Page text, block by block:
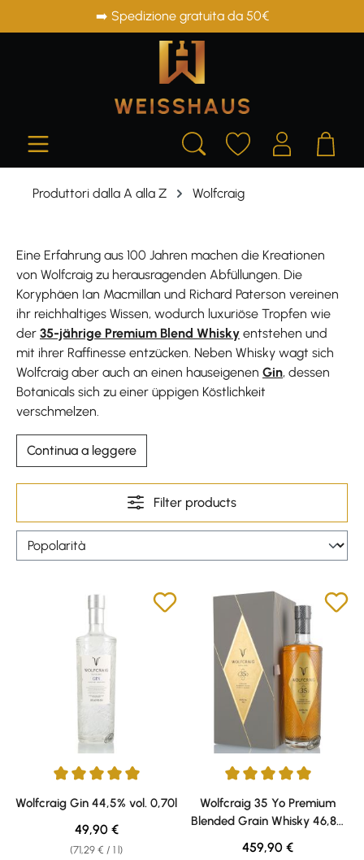
➡️ Spedizione gratuita da 50€
Produttori dalla A alla Z Wolfcraig
Eine Erfahrung aus 100 Jahren machen die Kreationen
von Wolfcraig zu herausragenden Abfüllungen. Die
Koryphäen Ian Macmillan und Richard Paterson vereinen
ihr reichhaltiges Wissen, wodurch luxuriöse Tropfen wie
der 35-jährige Premium Blend Whisky entstehen und
mit ihrer Raffinesse entzücken. Neben Whisky wagt sich
Wolfcraig aber auch an einen hauseigenen Gin, dessen
Botanicals sich zu einer üppigen Köstlichkeit
verschmelzen.
Continua a leggere
Filter products
Average rating of 5 out of 5 stars
Wolfcraig Gin 44,5% vol. 0,70l
(71,29 € / 1 l)
Regular price:
49,90 €
Average rating of 5 out of 5
Wolfcraig 35 Yo Premium
Blended Grain Whisky 46,8%
vol. 0,70l
Regular price:
459,90 €